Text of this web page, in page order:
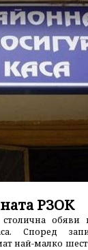
РЗОК
обяви
Според
най-малко